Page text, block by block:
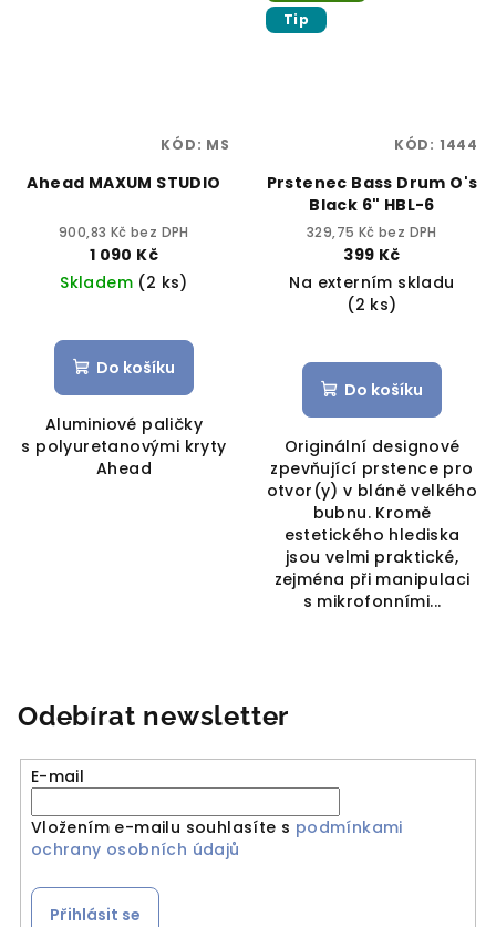
Ahead MAXUM STUDIO
900,83 Kč bez DPH
1 090 Kč
Skladem (2 ks)
Do košíku
Aluminiové paličky
s polyuretanovými kryty
Ahead
KÓD: MS
Tip
Prstenec Bass Drum O's
Black 6" HBL-6
329,75 Kč bez DPH
399 Kč
Na externím skladu
(2 ks)
Do košíku
Originální designové
zpevňující prstence pro
otvor(y) v bláně velkého
bubnu. Kromě
estetického hlediska
jsou velmi praktické,
zejména při manipulaci
s mikrofonními...
KÓD: 1444
Odebírat newsletter
E-mail
Vložením e-mailu souhlasíte s podmínkami
ochrany osobních údajů
Přihlásit se